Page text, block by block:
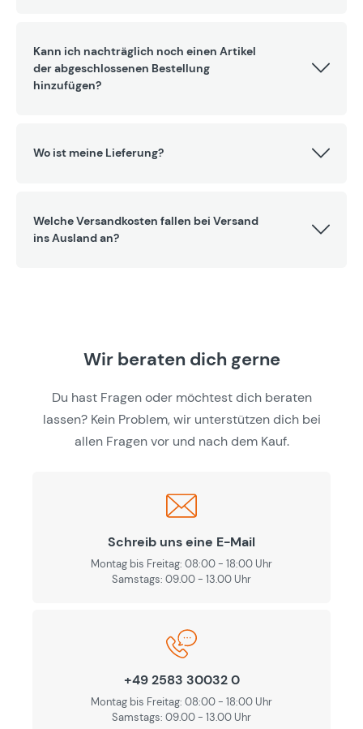
Kann ich nachträglich noch einen Artikel
der abgeschlossenen Bestellung
hinzufügen?
Wo ist meine Lieferung?
Welche Versandkosten fallen bei Versand
ins Ausland an?
Wir beraten dich gerne
Du hast Fragen oder möchtest dich beraten
lassen? Kein Problem, wir unterstützen dich bei
allen Fragen vor und nach dem Kauf.
Schreib uns eine E-Mail
Montag bis Freitag: 08:00 - 18:00 Uhr
Samstags: 09.00 - 13.00 Uhr
+49 2583 30032 0
Montag bis Freitag: 08:00 - 18:00 Uhr
Samstags: 09.00 - 13.00 Uhr